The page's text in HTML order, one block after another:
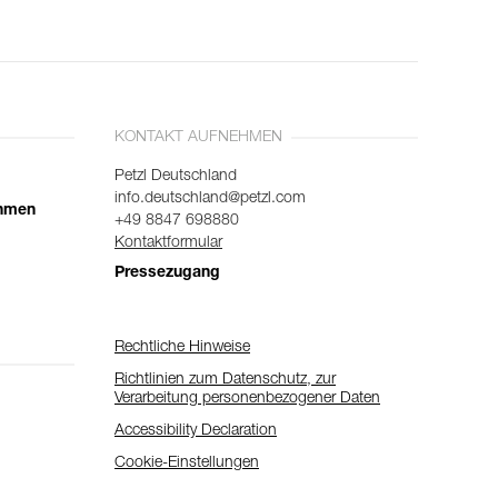
KONTAKT AUFNEHMEN
Petzl Deutschland
info.deutschland@petzl.com
+49 8847 698880
Kontaktformular
Pressezugang
Rechtliche Hinweise
Richtlinien zum Datenschutz, zur
Verarbeitung personenbezogener Daten
Accessibility Declaration
Cookie-Einstellungen